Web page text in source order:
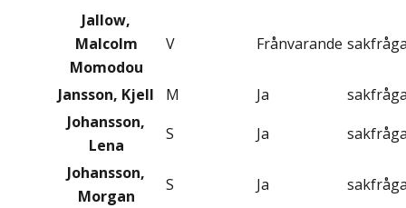
Jallow,
Malcolm
Momodou
V Frånvarande
Jansson, Kjell M Ja
Johansson,
Lena
S Ja
Johansson,
Morgan
S Ja